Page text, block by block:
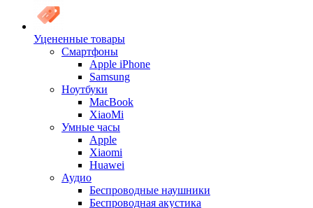
Уцененные товары
Cмартфоны
Apple iPhone
Samsung
Ноутбуки
MacBook
XiaoMi
Умные часы
Apple
Xiaomi
Huawei
Аудио
Беспроводные наушники
Беспроводная акустика